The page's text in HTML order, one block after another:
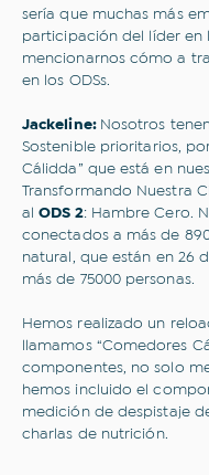
sería que muchas más
participación del líder en
mencionarnos cómo a
en los ODSs.
Jackeline: Nosotros
Sostenible prioritarios,
Cálidda” que está en
Transformando Nuestra
alODS 2: Hambre Cero.
conectados a más de
natural, que están en 26
más de 75000 personas.
Hemos realizado un
llamamos “Comedores
componentes, no solo
hemos incluido el
medición de despistaje
charlas de nutrición.
¿Sobre